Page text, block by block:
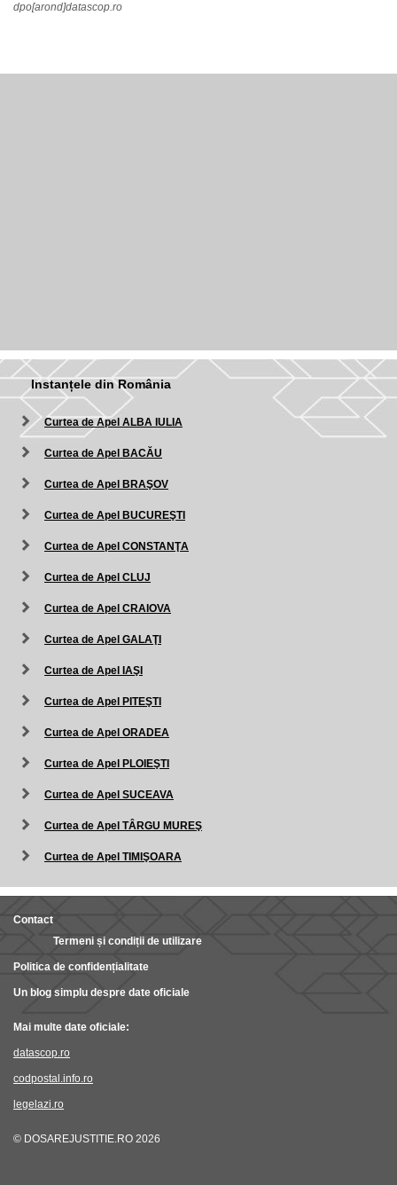
dpo[arond]datascop.ro
Instanțele din România
Curtea de Apel ALBA IULIA
Curtea de Apel BACĂU
Curtea de Apel BRAŞOV
Curtea de Apel BUCUREŞTI
Curtea de Apel CONSTANŢA
Curtea de Apel CLUJ
Curtea de Apel CRAIOVA
Curtea de Apel GALAŢI
Curtea de Apel IAŞI
Curtea de Apel PITEŞTI
Curtea de Apel ORADEA
Curtea de Apel PLOIEŞTI
Curtea de Apel SUCEAVA
Curtea de Apel TÂRGU MUREŞ
Curtea de Apel TIMIŞOARA
Contact
Termeni și condiții de utilizare
Politica de confidențialitate
Un blog simplu despre date oficiale
Mai multe date oficiale:
datascop.ro
codpostal.info.ro
legelazi.ro
© DOSAREJUSTITIE.RO 2026